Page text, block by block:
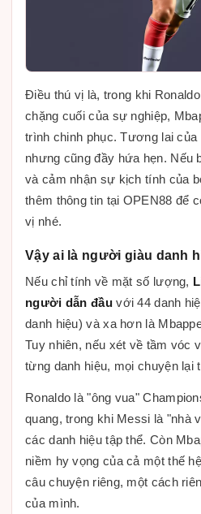
Điều thú vị là, trong khi
chặng cuối của sự nghiệp,
trình chinh phục. Tương lai của
nhưng cũng đầy hứa hẹn. Nếu
và cảm nhận sự kịch tính của
thêm thông tin tại OPEN88 để
vị nhé.
Vậy ai là người giàu danh
Nếu chỉ tính về mặt số lượng,
người dẫn đầuvới 44 danh
danh hiệu) và xa hơn là
Tuy nhiên, nếu xét về tầm vóc
từng danh hiệu, mọi chuyện lại
Ronaldo là "ông vua"
quang, trong khi Messi là "nhà
các danh hiệu tập thể. Còn
niềm hy vọng của cả một thế
câu chuyện riêng, một cách
của mình.